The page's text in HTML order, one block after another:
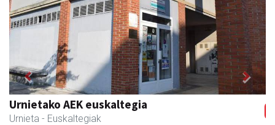
Ikasmin ikasketa zentroa
Urnieta - Ikasketa zentroak
Previous Next